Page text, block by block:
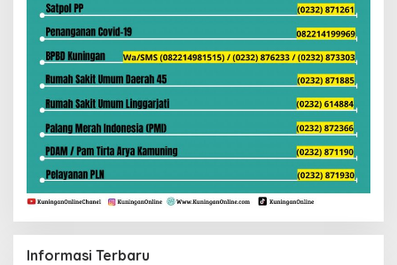
Informasi Terbaru